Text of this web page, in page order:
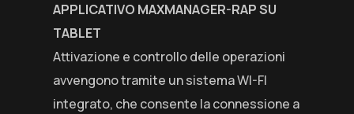
APPLICATIVO MAXMANAGER-RAP SU
TABLET
Attivazione e controllo delle operazioni
avvengono tramite un sistema WI-FI
integrato, che consente la connessione a